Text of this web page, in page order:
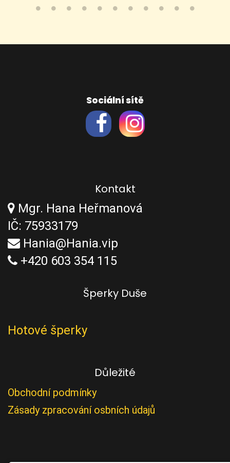
Sociální sítě
Kontakt
Mgr. Hana Heřmanová
IČ: 75933179
Hania@Hania.vip
+420 603 354 115
Šperky Duše
Hotové šperky
Důležité
Obchodní podmínky
Zásady zpracování osbních údajů